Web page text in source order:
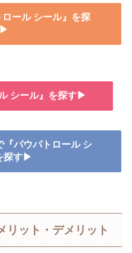
ール シール』を探
シール』を探す▶
パウパトロール シ
探す▶
リット・デメリット